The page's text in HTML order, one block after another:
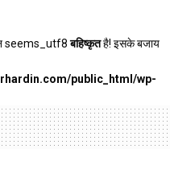
seems_utf8बहिष्कृतहै! इसके बजाय
public_html/wp-